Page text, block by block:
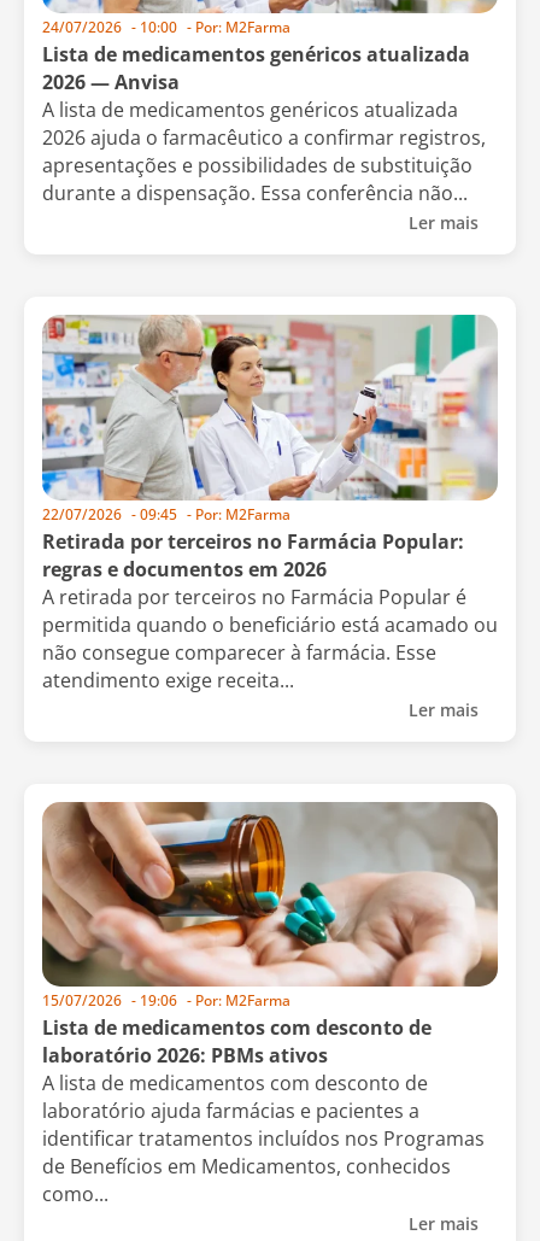
24/07/2026 - 10:00 - Por: M2Farma
Lista de medicamentos genéricos atualizada
2026 — Anvisa
A lista de medicamentos genéricos atualizada
2026 ajuda o farmacêutico a confirmar registros,
apresentações e possibilidades de substituição
durante a dispensação. Essa conferência não...
Ler mais
22/07/2026 -09:45 - Por: M2Farma
Retirada por terceiros no Farmácia Popular:
regras e documentos em 2026
A retirada por terceiros no Farmácia Popular é
permitida quando o beneficiário está acamado ou
não consegue comparecer à farmácia. Esse
atendimento exige receita...
Ler mais
15/07/2026 - 19:06 - Por: M2Farma
Lista de medicamentos com desconto de
laboratório 2026: PBMs ativos
A lista de medicamentos com desconto de
laboratório ajuda farmácias e pacientes a
identificar tratamentos incluídos nos Programas
de Benefícios em Medicamentos, conhecidos
como...
Ler mais